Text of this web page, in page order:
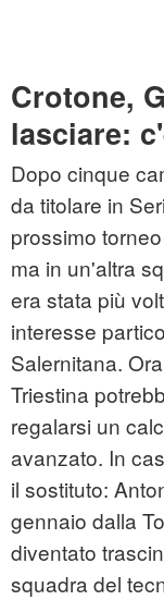
Crotone,
lasciare:
Dopo cinque
da titolare in
prossimo
ma in un'altra
era stata più
interesse
Salernitana.
Triestina
regalarsi un
avanzato. In
il sostituto:
gennaio dalla
diventato
squadra del